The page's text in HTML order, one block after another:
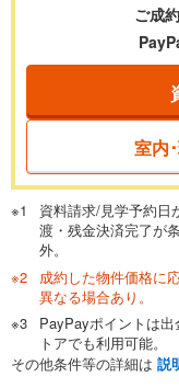
ご成
室内
資料請求/見学予約日
渡・残金決済完了が
外。
成約した物件価格に
異なる場合あり。
PayPayポイントは
トアでも利用可能。
その他条件等の詳細は 説